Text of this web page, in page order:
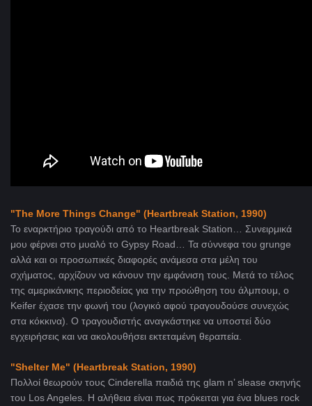
"The More Things Change" (Heartbreak Station, 1990)
Το εναρκτήριο τραγούδι από το Heartbreak Station… Συνειρμικά
μου φέρνει στο μυαλό το Gypsy Road… Τα σύννεφα του grunge
αλλά και οι προσωπικές διαφορές ανάμεσα στα μέλη του
σχήματος, αρχίζουν να κάνουν την εμφάνιση τους. Μετά το τέλος
της αμερικάνικης περιοδείας για την προώθηση του άλμπουμ, ο
Keifer έχασε την φωνή του (λογικό αφού τραγουδούσε συνεχώς
στα κόκκινα). Ο τραγουδιστής αναγκάστηκε να υποστεί δύο
εγχειρήσεις και να ακολουθήσει εκτεταμένη θεραπεία.
"Shelter Me" (Heartbreak Station, 1990)
Πολλοί θεωρούν τους Cinderella παιδιά της glam n’ slease σκηνής
του Los Angeles. Η αλήθεια είναι πως πρόκειται για ένα blues rock